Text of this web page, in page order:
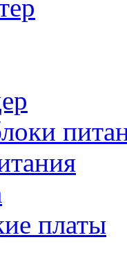
платы